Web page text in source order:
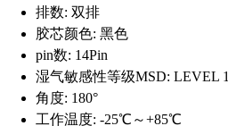
排数: 双排
胶芯颜色: 黑色
pin数: 14Pin
湿气敏感性等级MSD: LEVEL 1
角度: 180°
工作温度: -25℃～+85℃